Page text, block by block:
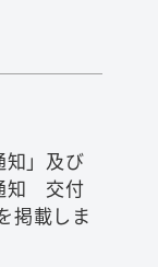
知」及び
知 交付
掲載しま